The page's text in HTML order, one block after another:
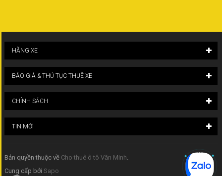
HÃNG XE
BÁO GIÁ & THỦ TỤC THUÊ XE
CHÍNH SÁCH
TIN MỚI
Bản quyền thuộc về Cho thuê ô tô Văn Minh
Cung cấp bởi Sapo